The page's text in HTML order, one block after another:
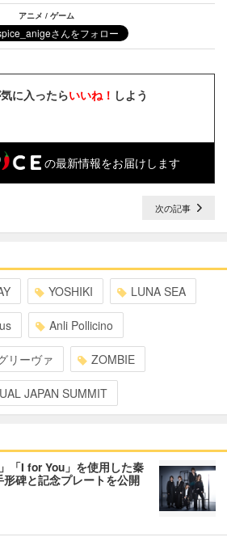
アニメ / ゲーム
に入ったらいいね！ しよう
の最新情報をお届けします
次の記事
YOSHIKI LUNA SEA
Anli Pollicino
リーヴァ ZOMBIE
JAPAN SUMMIT
「I for You」を使用した秦
碑と記念プレートを公開